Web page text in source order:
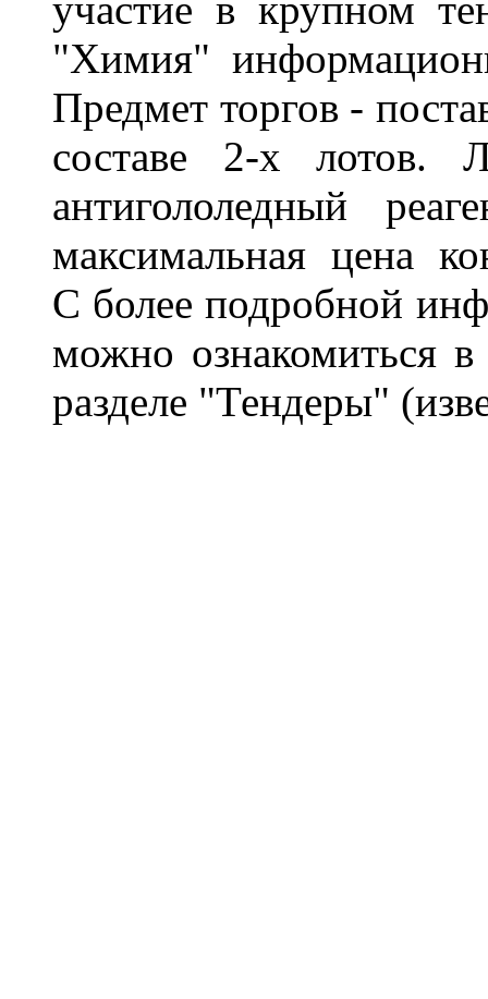
"Химия"
Предмет торгов -
составе 2-х
антигололедный
максимальная цена
С более подробной
можно ознакомиться в
разделе "Тендеры"